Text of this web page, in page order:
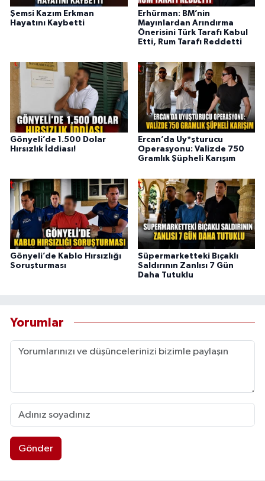
Şemsi Kazım Erkman
Hayatını Kaybetti
Erhürman: BM’nin
Mayınlardan Arındırma
Önerisini Türk Tarafı Kabul
Etti, Rum Tarafı Reddetti
Gönyeli’de 1.500 Dolar
Hırsızlık İddiası!
Ercan’da Uy*şturucu
Operasyonu: Valizde 750
Gramlık Şüpheli Karışım
Gönyeli’de Kablo Hırsızlığı
Soruşturması
Süpermarketteki Bıçaklı
Saldırının Zanlısı 7 Gün
Daha Tutuklu
Yorumlar
Gönder